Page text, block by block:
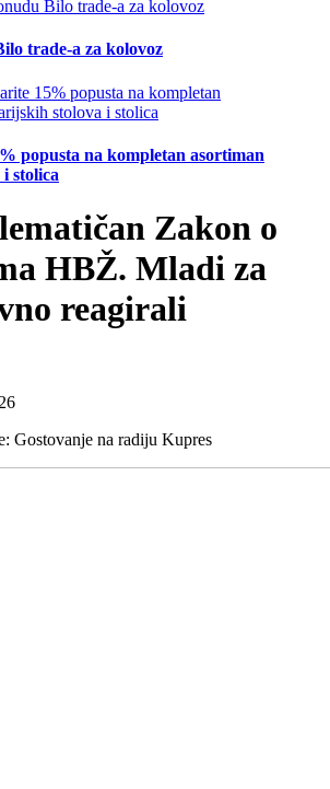
trade-a za kolovoz
popusta na kompletan asortiman
stolica
Zakon o
HBŽ. Mladi za
reagirali
Gostovanje na radiju Kupres